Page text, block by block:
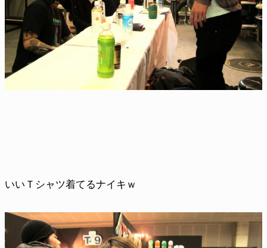
いいＴシャツ着てるナイキｗ